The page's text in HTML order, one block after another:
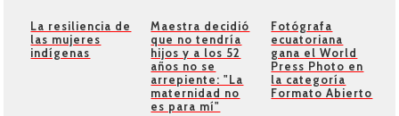
La resiliencia de
las mujeres
indígenas
Maestra decidió
que no tendría
hijos y a los 52
años no se
arrepiente: "La
maternidad no
es para mí"
Fotógrafa
ecuatoriana
gana el World
Press Photo en
la categoría
Formato Abierto